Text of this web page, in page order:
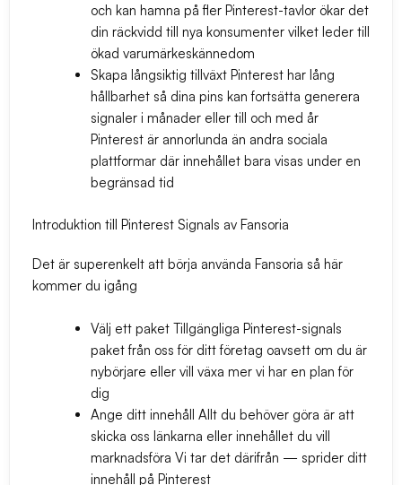
och kan hamna på fler Pinterest-tavlor ökar det
din räckvidd till nya konsumenter vilket leder till
ökad varumärkeskännedom
Skapa långsiktig tillväxt Pinterest har lång
hållbarhet så dina pins kan fortsätta generera
signaler i månader eller till och med år
Pinterest är annorlunda än andra sociala
plattformar där innehållet bara visas under en
begränsad tid
Introduktion till Pinterest Signals av Fansoria
Det är superenkelt att börja använda Fansoria så här
kommer du igång
Välj ett paket Tillgängliga Pinterest-signals
paket från oss för ditt företag oavsett om du är
nybörjare eller vill växa mer vi har en plan för
dig
Ange ditt innehåll Allt du behöver göra är att
skicka oss länkarna eller innehållet du vill
marknadsföra Vi tar det därifrån — sprider ditt
innehåll på Pinterest